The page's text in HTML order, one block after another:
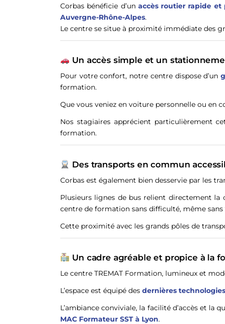
Corbas bénéficie d’un accès routier rapide et
Auvergne-Rhône-Alpes.
Le centre se situe à proximité immédiate des
Un accès simple et un
Pour votre confort, notre centre dispose d’un
formation.
Que vous veniez en voiture personnelle ou en
Nos stagiaires apprécient particulièrement
formation.
Des transports en commun
Corbas est également bien desservie par les
Plusieurs lignes de bus relient directement la
centre de formation sans difficulté, même sans
Cette proximité avec les grands pôles de
Un cadre agréable et propice à la
Le centre TREMAT Formation, lumineux et
L’espace est équipé des dernières
L’ambiance conviviale, la facilité d’accès et la
MAC Formateur SST à Lyon.